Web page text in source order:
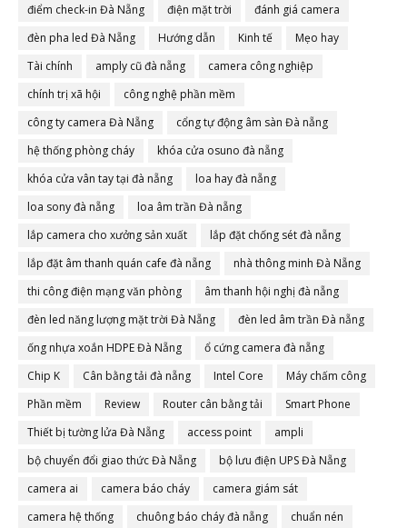
điểm check-in Đà Nẵng
điện mặt trời
đánh giá camera
đèn pha led Đà Nẵng
Hướng dẫn Kinh tế
Mẹo hay
Tài chính
amply cũ đà nẵng
camera công nghiệp
chính trị xã hội
công nghệ phần mềm
công ty camera Đà Nẵng
cổng tự động âm sàn Đà nẵng
hệ thống phòng cháy
khóa cửa osuno đà nẵng
khóa cửa vân tay tại đà nẵng
loa hay đà nẵng
loa sony đà nẵng
loa âm trần Đà nẵng
lắp camera cho xưởng sản xuất
lắp đặt chống sét đà nẵng
lắp đặt âm thanh quán cafe đà nẵng
nhà thông minh Đà Nẵng
thi công điện mạng văn phòng
âm thanh hội nghị đà nẵng
đèn led năng lượng mặt trời Đà Nẵng
đèn led âm trần Đà nẵng
ống nhựa xoắn HDPE Đà Nẵng
ổ cứng camera đà nẵng
Chip K
Cân bằng tải đà nẵng Intel Core
Máy chấm công
Phần mềm
Review Router cân bằng tải
Smart Phone
Thiết bị tường lửa Đà Nẵng
access point
ampli
bộ chuyển đổi giao thức Đà Nẵng
bộ lưu điện UPS Đà Nẵng
camera ai
camera báo cháy
camera giám sát
camera hệ thống
chuông báo cháy đà nẵng
chuẩn nén